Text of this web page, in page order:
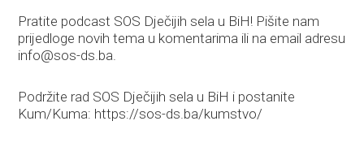
Pratite podcast SOS Dječijih sela u BiH! Pišite nam
prijedloge novih tema u komentarima ili na email adresu
info@sos-ds.ba
Podržite rad SOS Dječijih sela u BiH i postanite
Kum/Kuma: https://sos-ds.ba/kumstvo/